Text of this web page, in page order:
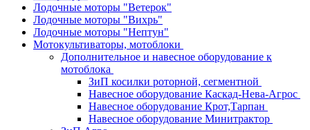
Лодочные моторы "Ветерок"
Лодочные моторы "Вихрь"
Лодочные моторы "Нептун"
Мотокультиваторы, мотоблоки
Дополнительное и навесное оборудование к
мотоблока
ЗиП косилки роторной, сегментной
Навесное оборудование Каскад-Нева-Агрос
Навесное оборудование Крот,Тарпан
Навесное оборудование Минитрактор